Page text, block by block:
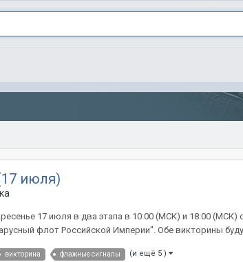
июля)
17 июля в два этапа в 10:00 (МСК) и 18:00
флот Российской Империи". Обе викторины
викторина флажные сигналы (и ещё 5 )